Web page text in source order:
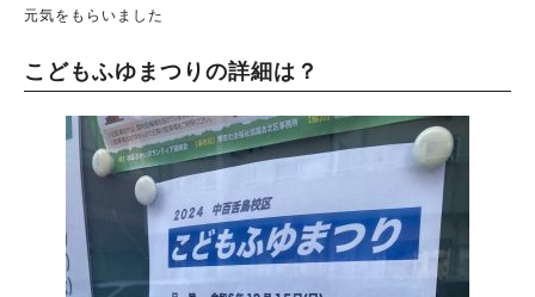
元気をもらいました
こどもふゆまつりの詳細は？